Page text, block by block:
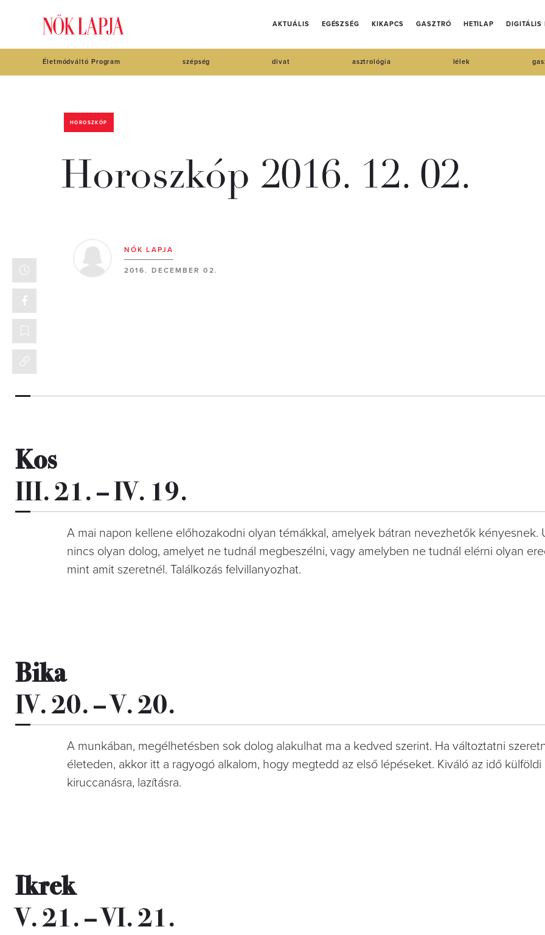
AKTUÁLIS EGÉSZSÉG KIKAPCS GASZTRÓ HETILAP DIGITÁLIS
Életmódváltó Program szépség divat asztrológia lélek
HOROSZKÓP
Horoszkóp 2016. 12. 02.
NŐK LAPJA
2016. DECEMBER 02.
Kos
III. 21. – IV. 19.
A mai napon kellene előhozakodni olyan témákkal, amelyek bátran nevezhetők kényesnek.
nincs olyan dolog, amelyet ne tudnál megbeszélni, vagy amelyben ne tudnál elérni olyan
mint amit szeretnél. Találkozás felvillanyozhat.
Bika
IV. 20. – V. 20.
A munkában, megélhetésben sok dolog alakulhat ma a kedved szerint. Ha változtatni
életeden, akkor itt a ragyogó alkalom, hogy megtedd az első lépéseket. Kiváló az idő külföldi
kiruccanásra, lazításra.
Ikrek
V. 21. – VI. 21.